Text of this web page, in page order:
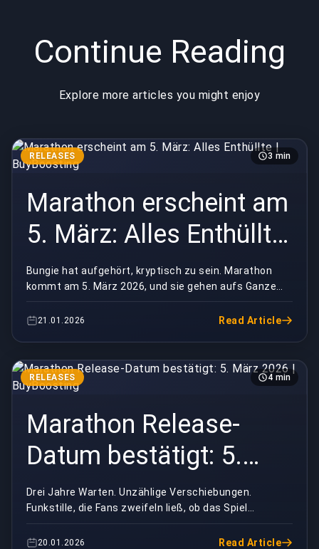
Continue Reading
Explore more articles you might enjoy
RELEASES 3 min
Marathon erscheint am
5. März: Alles Enthüllte
| BuyBoosting
Bungie hat aufgehört, kryptisch zu sein. Marathon
kommt am 5. März 2026, und sie gehen aufs Ganze
mit einer Collector's Edition, die mehr kostet als d...
21.01.2026 Read Article
RELEASES 4 min
Marathon Release-
Datum bestätigt: 5.
März 2026 |
BuyBoosting
Drei Jahre Warten. Unzählige Verschiebungen.
Funkstille, die Fans zweifeln ließ, ob das Spiel
überhaupt noch existiert.Bungie hat bestätigt:
Marathon ...
20.01.2026 Read Article